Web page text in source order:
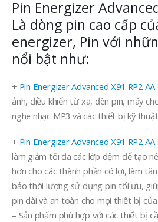
là:
450.000₫.
tại
là:
Pin Energizer
Là dòng pin cao cấp
energizer, Pin với
nổi bật như:
+ Pin Energizer Advanced X91 RP2 AA
ảnh, điều khiển từ xa, đèn pin, máy
nghe nhạc MP3 và các thiết bị kỹ
+ Pin Energizer Advanced X91 RP2 AA
làm giảm tối đa các lớp đệm để tạo
hơn cho các thành phần có lợi, làm
bảo thời lượng sử dụng pin tối ưu,
pin dài và an toàn cho mọi thiết bị của
– Sản phẩm phù hợp với các thiết bị